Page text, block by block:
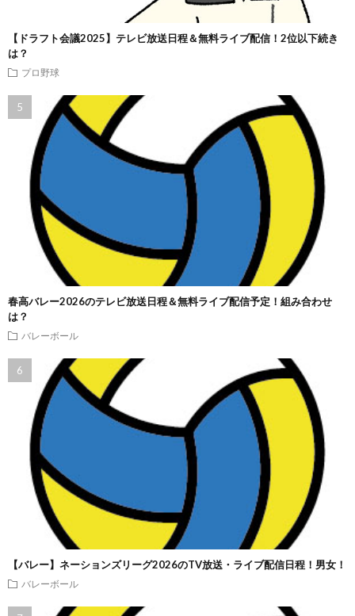
【ドラフト会議2025】テレビ放送日程＆無料ライブ配信！2位以下続き
は？
プロ野球
春高バレー2026のテレビ放送日程＆無料ライブ配信予定！組み合わせ
は？
バレーボール
【バレー】ネーションズリーグ2026のTV放送・ライブ配信日程！男女！
バレーボール